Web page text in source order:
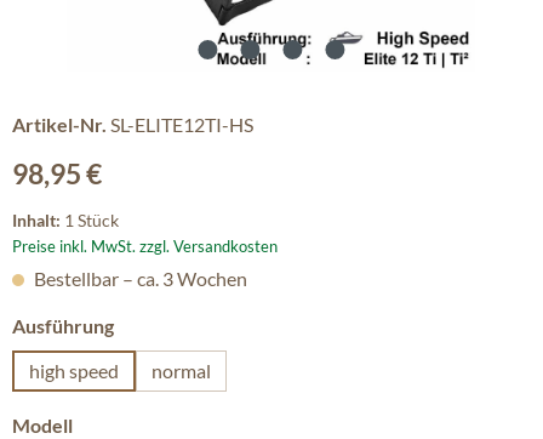
Artikel-Nr. SL-ELITE12TI-HS
Regulärer Preis:
98,95 €
Inhalt: 1 Stück
Preise inkl. MwSt. zzgl. Versandkosten
Bestellbar – ca. 3 Wochen
Ausführungauswählen
high speed
normal
Modellauswählen